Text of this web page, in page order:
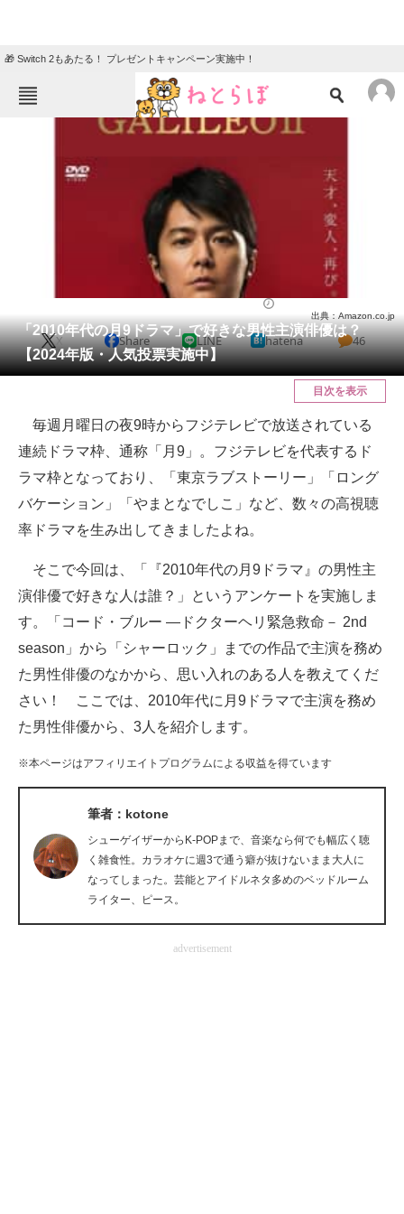
🎁 Switch 2もあたる！ プレゼントキャンペーン実施中！
ねとらぼメニュー
クイズ
地域
教育・育児
リサーチ
会員記事
メディア
ITの今と未来を見通す
スマホと通信の最新トレンド
進化するPCとデバイスの未来
ビジネスと働き方のヒント
企業ITのトレンドを詳説
ITエンジニア向け専門サイト
企業向けIT製品の総合サイト
IT製品の技術・比較・事例
製造業のIT導入・活用を支援
モノづくり技術者専門サイト
「2010年代の月9ドラマ」で好きな男性主演俳優は？
【2024年版・人気投票実施中】
出典：Amazon.co.jp
X Share LINE hatena 46
目次を表示
毎週月曜日の夜9時からフジテレビで放送されている
連続ドラマ枠、通称「月9」。フジテレビを代表するド
ラマ枠となっており、「東京ラブストーリー」「ロング
バケーション」「やまとなでしこ」など、数々の高視聴
率ドラマを生み出してきましたよね。
そこで今回は、「『2010年代の月9ドラマ』の男性主
演俳優で好きな人は誰？」というアンケートを実施しま
す。「コード・ブルー ―ドクターヘリ緊急救命－ 2nd
season」から「シャーロック」までの作品で主演を務め
た男性俳優のなかから、思い入れのある人を教えてくだ
さい！ ここでは、2010年代に月9ドラマで主演を務め
た男性俳優から、3人を紹介します。
※本ページはアフィリエイトプログラムによる収益を得ています
筆者：kotone
シューゲイザーからK-POPまで、音楽なら何でも幅広く聴
く雑食性。カラオケに週3で通う癖が抜けないまま大人に
なってしまった。芸能とアイドルネタ多めのベッドルーム
ライター、ピース。
advertisement